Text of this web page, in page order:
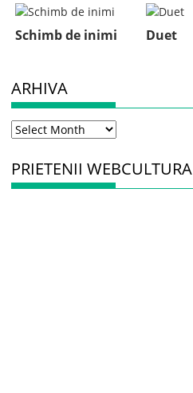
Schimb de inimi Duet
ARHIVA
Arhiva
PRIETENII WEBCULTURA